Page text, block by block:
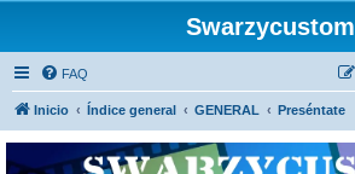
Swarzycustom
FAQ
Inicio Índice general GENERAL Preséntate